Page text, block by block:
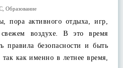
Образование
пора активного отдыха, игр,
воздухе. В это время
правила безопасности и быть
как именно в летнее время,